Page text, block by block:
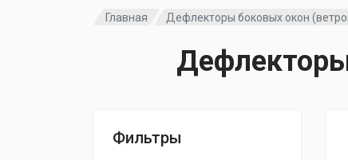
Главная Дефлекторы боковых окон
Фильтры